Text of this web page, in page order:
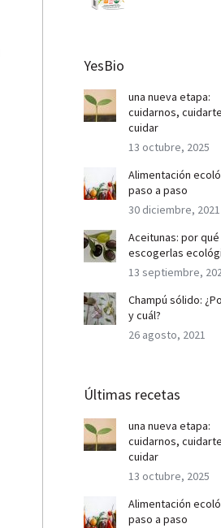
YesBio
una nueva etapa:
cuidarnos,
cuidar
13 octubre, 2025
Alimentación
paso a paso
30 diciembre, 2021
Aceitunas: por qué
escogerlas
13 septiembre,
Champú sólido:
y cuál?
26 agosto, 2021
Últimas recetas
una nueva etapa:
cuidarnos,
cuidar
13 octubre, 2025
Alimentación
paso a paso